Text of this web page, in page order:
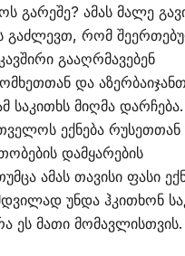
გარეშე? ამას მალე
გაძლევთ, რომ
გააღრმავებენ
და
საკითხს მიღმა დარჩება.
ექნება რუსეთთან
დამყარების
ამას თავისი ფასი
უნდა ჰკითხონ
ეს მათი მომავლისთვის.